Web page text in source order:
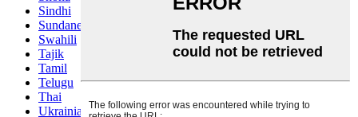
Sindhi
Sundanese
Swahili
Tajik
Tamil
Telugu
Thai
Ukrainian